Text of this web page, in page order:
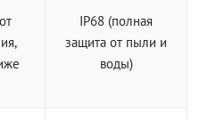
IP68 (полная
защита от пыли и
воды)